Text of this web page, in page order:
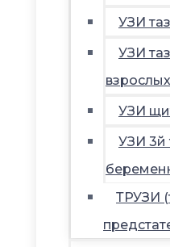
УЗИ
УЗИ
взрослых
УЗИ
УЗИ 3й
ТРУЗИ